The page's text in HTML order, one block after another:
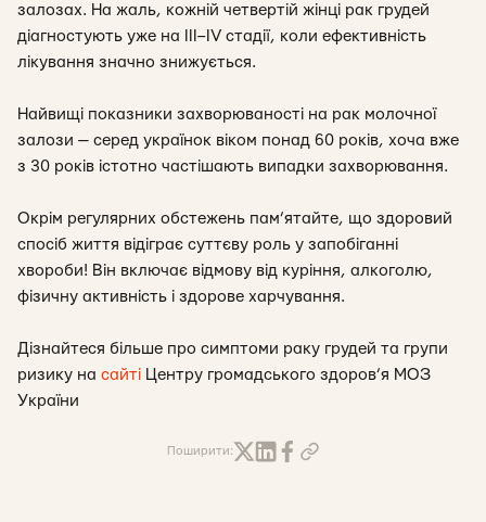
залозах. На жаль, кожній четвертій жінці рак грудей
діагностують уже на ІІІ–ІV стадії, коли ефективність
лікування значно знижується.
Найвищі показники захворюваності на рак молочної
залози — серед українок віком понад 60 років, хоча вже
з 30 років істотно частішають випадки захворювання.
Окрім регулярних обстежень пам’ятайте, що здоровий
спосіб життя відіграє суттєву роль у запобіганні
хвороби! Він включає відмову від куріння, алкоголю,
фізичну активність і здорове харчування.
Дізнайтеся більше про симптоми раку грудей та групи
ризику на сайті Центру громадського здоров’я МОЗ
України
Поширити: